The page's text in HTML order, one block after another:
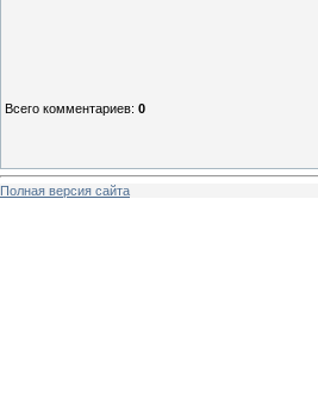
Всего комментариев: 0
Полная версия сайта